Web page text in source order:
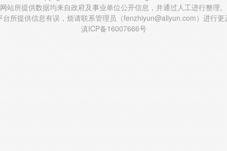
网站所提供数据均来自政府及事业单位公开信息，并通过人工进行整理。
台所提供信息有误，烦请联系管理员（fenzhiyun@aliyun.com）进行更
滇ICP备16007666号